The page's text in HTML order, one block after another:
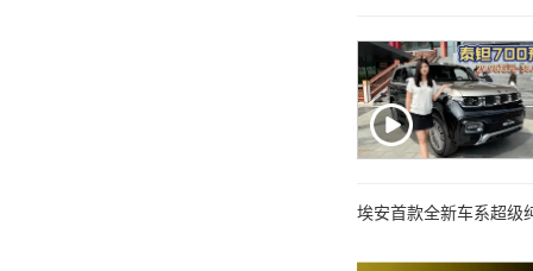
埃安首款全新车系超级